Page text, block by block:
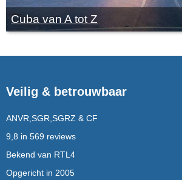
Cuba van A tot Z
Veilig & betrouwbaar
ANVR,SGR,SGRZ & CF
9,8 in 569 reviews
Bekend van RTL4
Opgericht in 2005